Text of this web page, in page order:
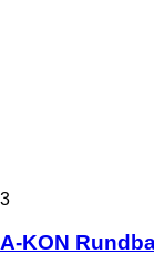
3
A-KON